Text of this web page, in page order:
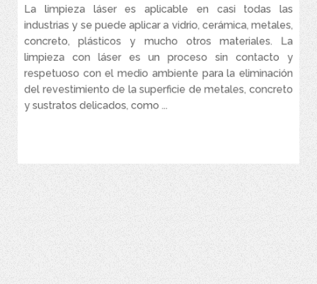
La limpieza láser es aplicable en casi todas las
industrias y se puede aplicar a vidrio, cerámica, metales,
concreto, plásticos y mucho otros materiales. La
limpieza con láser es un proceso sin contacto y
respetuoso con el medio ambiente para la eliminación
del revestimiento de la superficie de metales, concreto
y sustratos delicados, como ...
industrial, eliminación de óxido, eliminación de pintura y
preparación de superficies.
La tecnología patentada, CleanTech™ limpia materiales más
rápido y mejor que otros sistemas en el mercado.
Sistema láser accionado a través de la pulsación de un botón y
refrigerado por aire, que garantiza una limpieza láser de alto